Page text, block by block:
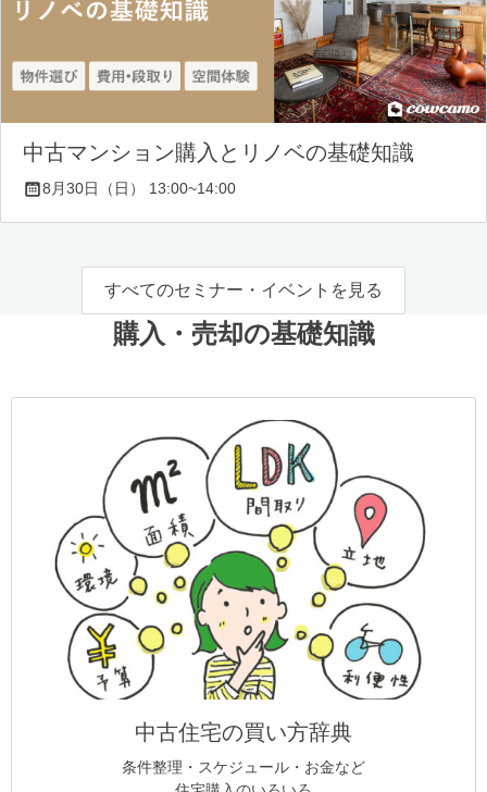
中古マンション購入とリノベの基礎知識
8月30日（日） 13:00~14:00
すべてのセミナー・イベントを見る
購入・売却の基礎知識
中古住宅の買い方辞典
条件整理・スケジュール・お金など